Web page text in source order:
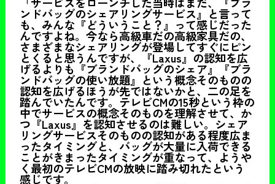
ンドバッグのシェアリングサービス』と言って
も、みんな『どういうこと？』って感じだった
んですよね。今なら高級車だの高級家具だの、
さまざまなシェアリングが登場してすぐにピン
とくると思うんですが、『Laxus』の認知を広
げるよりも『ブランドバッグのシェア』『ブラ
ンドバッグの使い放題』という概念そのものの
認知を広げるほうが先ではないかと、二の足を
踏んでいたんです。テレビCMの15秒という枠の
中でサービスの概念そのものを理解させて、か
つ『Laxus』を認知させるのは難しい。シェア
リングサービスそのものの認知がある程度広ま
ったタイミングと、バッグが大量に入荷できる
ことがきまったタイミングが重なって、ようや
く最初のテレビCMの放映に踏み切れたという
感じです。